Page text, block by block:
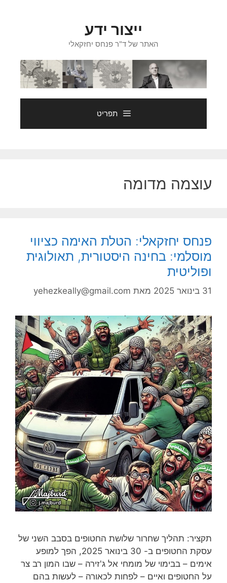
ייצור ידע
האתר של ד"ר פנחס יחזקאלי
תפריט
עוצמה מדומה
פנחס יחזקאלי: הטלת האימה כציווי
מוסלמי: בחינה היסטורית, תאולוגית
ופוליטית
31 בינואר 2025 מאת yehezkeally@gmail.com
תקציר: תהליך שחרור שלושת החטופים בסבב השני של
עסקת החטופים ב- 30 בינואר 2025, הפך למופע
אימים – בבימוי של מומחי אל ג'זירה – שבו המון רב צר
על החטופים ואיים – לפחות לכאורה – לעשות בהם